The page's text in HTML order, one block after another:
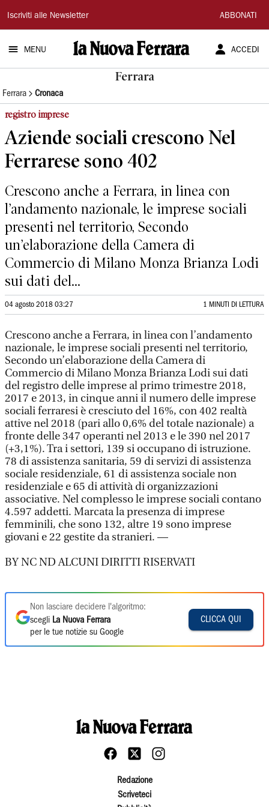
La
Nuova
Ferrara
Iscriviti alle Newsletter ABBONATI
MENU ACCEDI
Ferrara
Ferrara Cronaca
registro imprese
Aziende sociali crescono Nel
Ferrarese sono 402
Crescono anche a Ferrara, in linea con
l’andamento nazionale, le imprese sociali
presenti nel territorio, Secondo
un’elaborazione della Camera di
Commercio di Milano Monza Brianza Lodi
sui dati del...
04 agosto 2018 03:27 1 MINUTI DI LETTURA
Crescono anche a Ferrara, in linea con l’andamento
nazionale, le imprese sociali presenti nel territorio,
Secondo un’elaborazione della Camera di
Commercio di Milano Monza Brianza Lodi sui dati
del registro delle imprese al primo trimestre 2018,
2017 e 2013, in cinque anni il numero delle imprese
sociali ferraresi è cresciuto del 16%, con 402 realtà
attive nel 2018 (pari allo 0,6% del totale nazionale) a
fronte delle 347 operanti nel 2013 e le 390 nel 2017
(+3,1%). Tra i settori, 139 si occupano di istruzione.
78 di assistenza sanitaria, 59 di servizi di assistenza
sociale residenziale, 61 di assistenza sociale non
residenziale e 65 di attività di organizzazioni
associative. Nel complesso le imprese sociali contano
4.597 addetti. Marcata la presenza di imprese
femminili, che sono 132, altre 19 sono imprese
giovani e 22 gestite da stranieri. —
BY NC ND ALCUNI DIRITTI RISERVATI
Non lasciare decidere l'algoritmo:
scegli La Nuova Ferrara
per le tue notizie su Google
CLICCA QUI
Redazione
Scriveteci